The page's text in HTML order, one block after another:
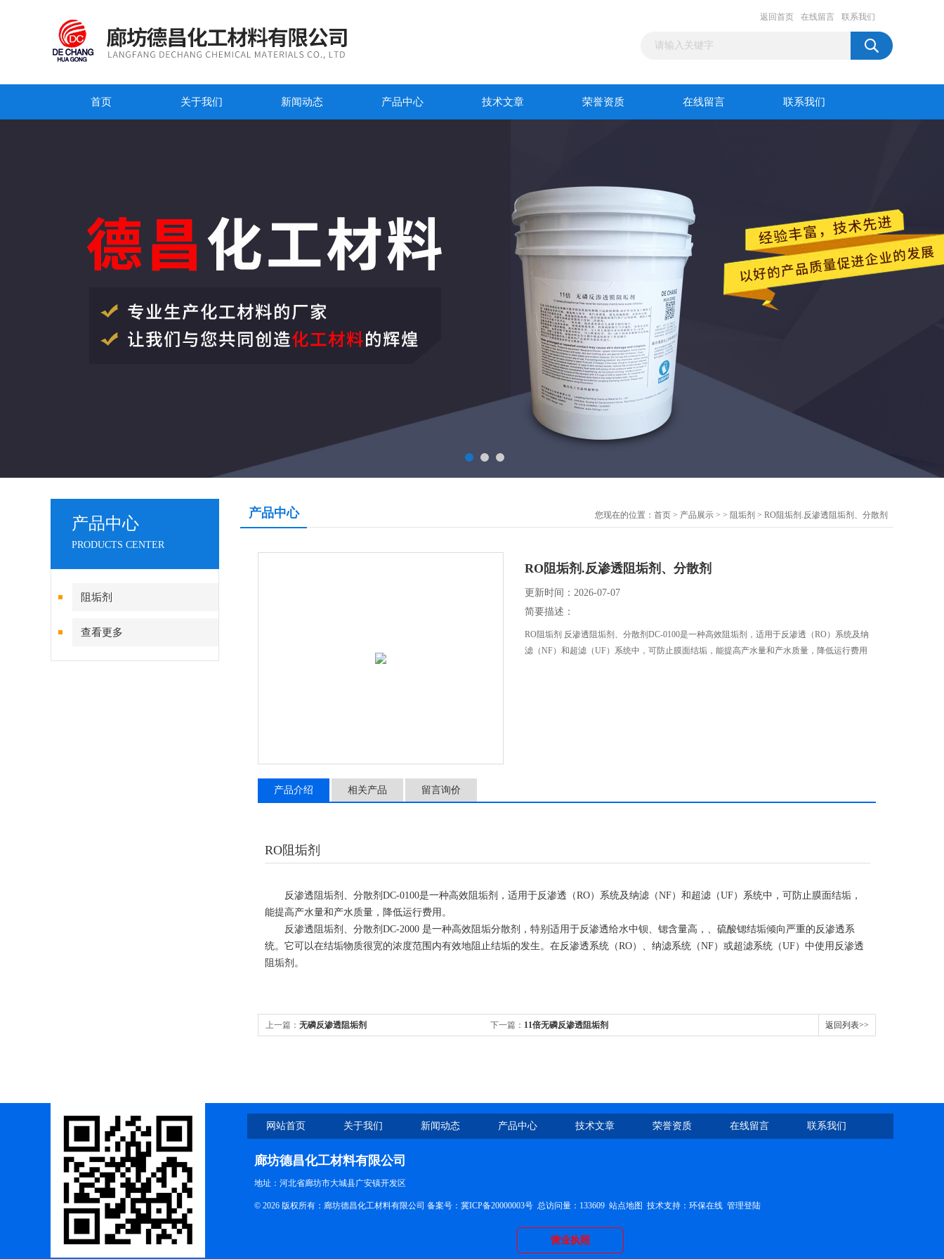
返回首页 在线留言 联系我们
首页 关于我们 新闻动态 产品中心 技术文章 荣誉资质 在线留言 联系我们
产品中心
PRODUCTS CENTER
阻垢剂
查看更多
产品中心 您现在的位置： 首页 > 产品展示 > > 阻垢剂 > RO阻垢剂.反渗透阻垢剂、分散剂
RO阻垢剂.反渗透阻垢剂、分散剂
更新时间：2026-07-07
简要描述：
RO阻垢剂 反渗透阻垢剂、分散剂DC-0100是一种高效阻垢剂，适用于反渗透（RO）系统及纳
滤（NF）和超滤（UF）系统中，可防止膜面结垢，能提高产水量和产水质量，降低运行费用
产品介绍 相关产品 留言询价
RO阻垢剂
反渗透阻垢剂、分散剂DC-0100是一种高效阻垢剂，适用于反渗透（RO）系统及纳滤（NF）和超滤（UF）系统中，可防止膜面结垢，
能提高产水量和产水质量，降低运行费用。
反渗透阻垢剂、分散剂DC-2000 是一种高效阻垢分散剂，特别适用于反渗透给水中钡、锶含量高，、硫酸锶结垢倾向严重的反渗透系
统。它可以在结垢物质很宽的浓度范围内有效地阻止结垢的发生。在反渗透系统（RO）、纳滤系统（NF）或超滤系统（UF）中使用反渗透
阻垢剂。
上一篇： 无磷反渗透阻垢剂 下一篇： 11倍无磷反渗透阻垢剂 返回列表>>
网站首页 关于我们 新闻动态 产品中心 技术文章 荣誉资质 在线留言 联系我们
廊坊德昌化工材料有限公司
地址：河北省廊坊市大城县广安镇开发区
© 2026 版权所有：廊坊德昌化工材料有限公司 备案号： 冀ICP备20000003号 总访问量：133609 站点地图 技术支持： 环保在线 管理登陆
营业执照